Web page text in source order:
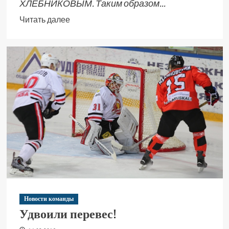
ХЛЕБНИКОВЫМ. Таким образом...
Читать далее
Новости команды
Удвоили перевес!